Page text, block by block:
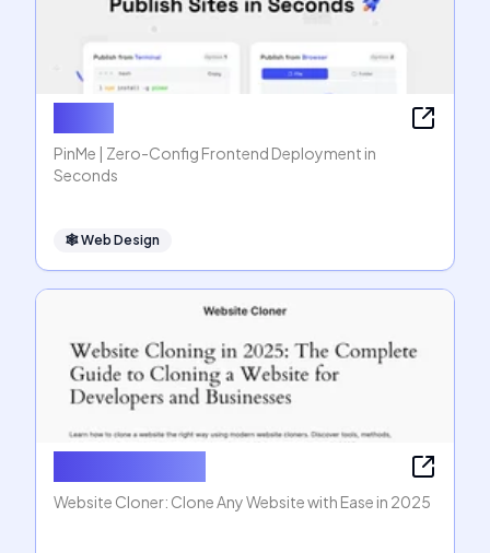
PinMe | Zero-Config Frontend Deployment in
Seconds
🕸Web Design
Website Cloner: Clone Any Website with Ease in 2025